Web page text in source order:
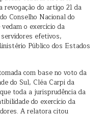
revogação do artigo 21 da
Conselho Nacional do
o exercício da
efetivos,
Público dos Estados
com base no voto da
do Sul, Cléa Carpi da
toda a jurisprudência da
do exercício da
A relatora citou